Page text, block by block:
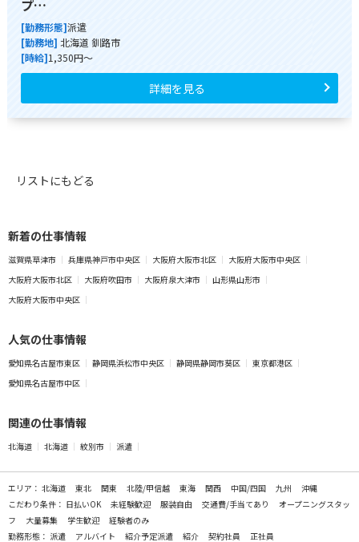
プ…
[勤務形態]派遣
[勤務地] 北海道 釧路市
[時給]1,350円～
詳細を見る
リストにもどる
新着の仕事情報
滋賀県草津市 兵庫県神戸市中央区 大阪府大阪市北区
大阪府大阪市中央区
大阪府大阪市北区
大阪府吹田市 大阪府泉大津市
山形県山形市
大阪府大阪市中央区
人気の仕事情報
愛知県名古屋市東区 静岡県浜松市中央区 静岡県静岡市葵区
東京都港区
愛知県名古屋市中区
関連の仕事情報
北海道 北海道 紋別市 派遣
エリア： 北海道 東北 関東 北陸/甲信越 東海 関西 中国/四国 九州
沖縄
こだわり条件： 日払いOK 未経験歓迎 服装自由 交通費/手当てあり
オープニングスタッ
フ
大量募集 学生歓迎
経験者のみ
勤務形態： 派遣 アルバイト 紹介予定派遣 紹介 契約社員 正社員